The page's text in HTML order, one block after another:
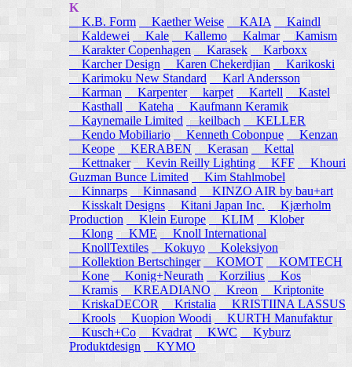
K
K.B. Form
Kaether Weise KAIA
Kaindl
Kaldewei
Kale Kallemo Kalmar
Kamism
Karakter Copenhagen
Karasek
Karboxx
Karcher Design
Karen Chekerdjian
Karikoski
Karimoku New Standard
Karl Andersson
Karman
Karpenter karpet Kartell
Kastel
Kasthall
Kateha
Kaufmann Keramik
Kaynemaile Limited keilbach
KELLER
Kendo Mobiliario
Kenneth Cobonpue
Kenzan
Keope
KERABEN Kerasan
Kettal
Kettnaker Kevin Reilly Lighting KFF
Khouri
Guzman Bunce Limited
Kim Stahlmobel
Kinnarps
Kinnasand
KINZO AIR by bau+art
Kisskalt Designs
Kitani Japan Inc.
Kjærholm
Production
Klein Europe KLIM
Klober
Klong
KME
Knoll International
KnollTextiles
Kokuyo
Koleksiyon
Kollektion Bertschinger KOMOT
KOMTECH
Kone
Konig+Neurath Korzilius
Kos
Kramis
KREADIANO Kreon
Kriptonite
KriskaDECOR
Kristalia
KRISTIINA LASSUS
Krools
Kuopion Woodi
KURTH Manufaktur
Kusch+Co
Kvadrat KWC
Kyburz
Produktdesign
KYMO